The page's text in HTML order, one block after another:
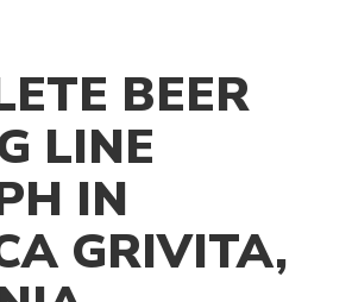
BEER
LINE
IN
GRIVITA,